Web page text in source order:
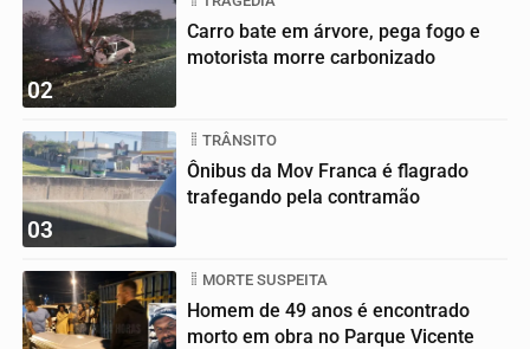
02
Carro bate em árvore, pega fogo e
motorista morre carbonizado
03
TRÂNSITO
Ônibus da Mov Franca é flagrado
trafegando pela contramão
MORTE SUSPEITA
Homem de 49 anos é encontrado
morto em obra no Parque Vicente